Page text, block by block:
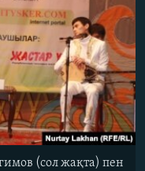
(сол жақта) пен